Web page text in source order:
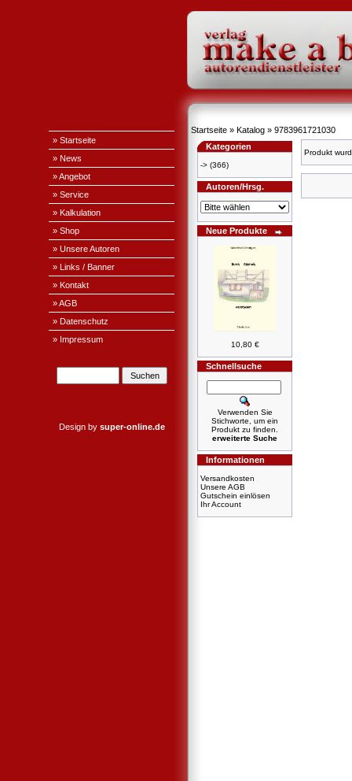
» Startseite
» News
» Angebot
» Service
» Kalkulation
» Shop
» Unsere Autoren
» Links / Banner
» Kontakt
» AGB
» Datenschutz
» Impressum
Design by super-online.de
Startseite » Katalog » 9783961721030
Kategorien
-> (366)
Autoren/Hrsg.
Neue Produkte
10,80 €
Schnellsuche
Verwenden Sie
Stichworte, um ein
Produkt zu finden.
erweiterte Suche
Informationen
Versandkosten
Unsere AGB
Gutschein einlösen
Ihr Account
Produkt